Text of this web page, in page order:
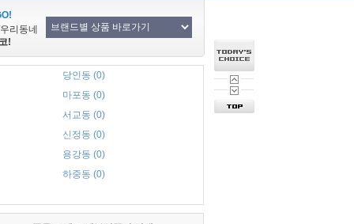
리동네
!
당인동 (0)
마포동 (0)
서교동 (0)
신정동 (0)
용강동 (0)
하중동 (0)